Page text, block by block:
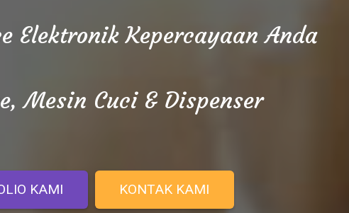
Elektronik Kepercayaan Anda
Mesin Cuci & Dispenser
KAMI KONTAK KAMI